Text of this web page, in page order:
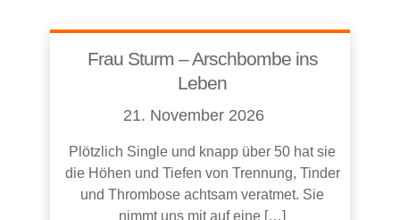
Frau Sturm – Arschbombe ins
Leben
21. November 2026
Plötzlich Single und knapp über 50 hat sie
die Höhen und Tiefen von Trennung, Tinder
und Thrombose achtsam veratmet. Sie
nimmt uns mit auf eine […]